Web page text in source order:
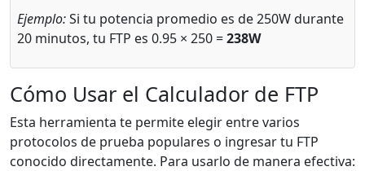
Ejemplo:Si tu potencia promedio es de 250W durante
20 minutos, tu FTP es 0.95 × 250 =238W
Cómo Usar el Calculador de FTP
Esta herramienta te permite elegir entre varios
protocolos de prueba populares o ingresar tu FTP
conocido directamente. Para usarlo de manera efectiva: